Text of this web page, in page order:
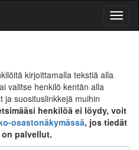
kirjoittamalla tekstiä alla
valitse henkilö kentän alla
ja suosituslinkkejä muihin
henkilöä ei löydy, voit
osastonäkymässä, jos tiedät
palvellut.